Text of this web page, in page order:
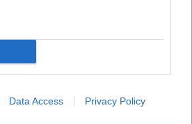
Data Access Privacy Policy